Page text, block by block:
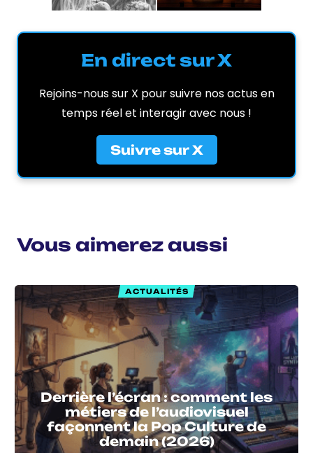
En direct sur X
Rejoins-nous sur X pour suivre nos actus en
temps réel et interagir avec nous !
Suivre sur X
Vous aimerez aussi
ACTUALITÉS
Derrière l’écran : comment les
métiers de l’audiovisuel
façonnent la Pop Culture de
demain (2026)